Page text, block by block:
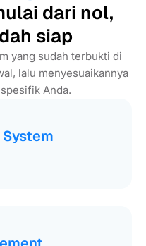
dari nol,
siap
yang sudah terbukti di
lalu menyesuaikannya
Anda.
System